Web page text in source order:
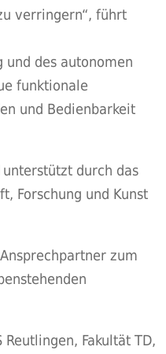
verringern“, führt
des autonomen
funktionale
und Bedienbarkeit
durch das
Forschung und Kunst
zum
Fakultät TD,